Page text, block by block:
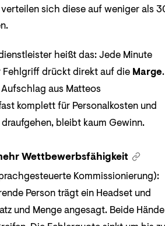
sich diese auf weniger als
heißt das: Jede Minute
Fehlgriff drückt direkt auf die Marge.
aus Matteos
komplett für Personalkosten und
bleibt kaum Gewinn.
Wettbewerbsfähigkeit
Kommissionierung):
Person trägt ein Headset und
und Menge angesagt. Beide Hände